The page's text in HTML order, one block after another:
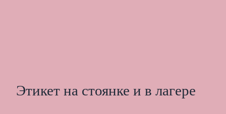
Этикет на стоянке и в лагере